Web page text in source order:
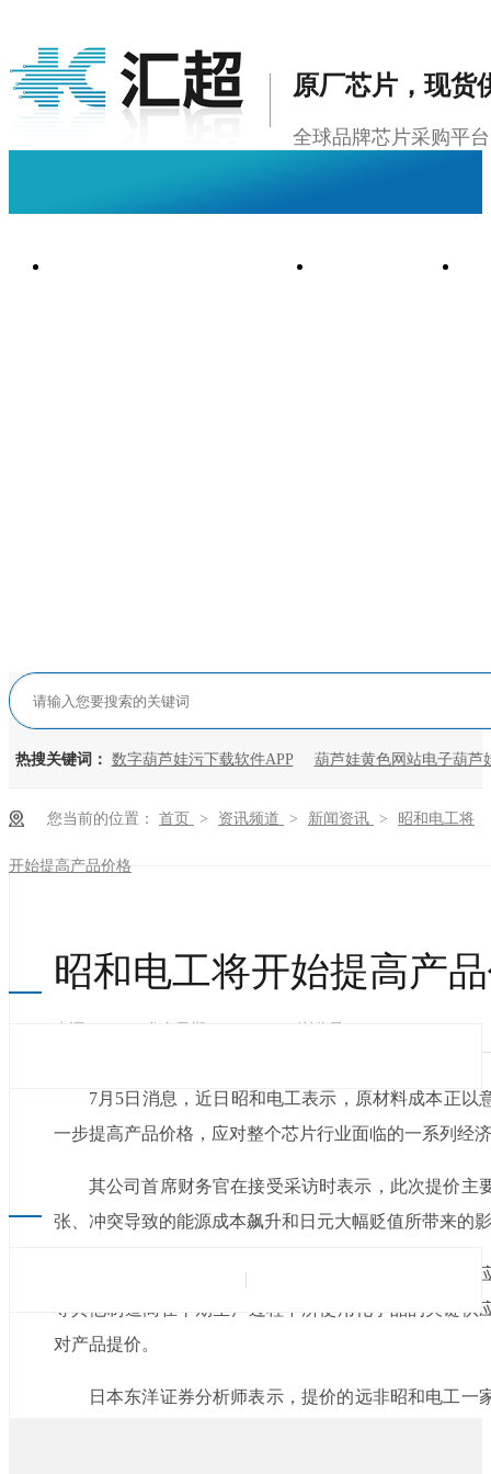
原厂芯片，现
全球品牌芯片采购平台
热搜关键词： 数字葫芦娃污下载软件APP 葫芦娃黄色网站电子葫芦
您当前的位置： 首页 > 资讯频道 > 新闻资讯 > 昭和电工将
开始提高产品价格
昭和电工将开始提高产
7月5日消息，近日昭和电工表示，原材料成本
一步提高产品价格，应对整个芯片行业面临的一系列经济挑
其公司首席财务官在接受采访时表示，此次提价
张、冲突导致的能源成本飙升和日元大幅贬值所带来的影响
据了解，昭和电工主要为台积电和英飞凌等公司
等其他制造商在早期生产过程中所使用化学品的关键供应
对产品提价。
日本东洋证券分析师表示，提价的远非昭和电工一